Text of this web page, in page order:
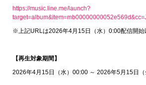
https://music.line.me/launch?
※上記URLは2026年4月15日（水）0:00配信開始
【再生対象期間】
2026年4月15日（水）00:00 ～ 2026年5月15日